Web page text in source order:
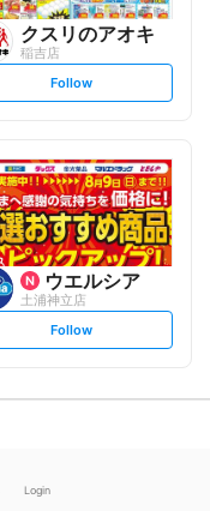
クスリのアオキ
稲吉店
s
l
o
w
Follow
ウエルシア
土浦神立店
s
l
Follow
Login